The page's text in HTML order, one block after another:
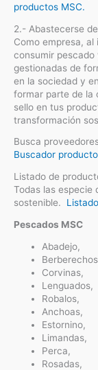
productos MSC.
2.- Abastecerse
Como empresa,
consumir pescado
gestionadas de
en la sociedad y
formar parte de la
sello en tus
transformación
Busca
Buscador
Listado de
Todas las especie
sostenible.
Pescados MSC
Abadejo,
Corvinas,
Lenguados,
Robalos,
Anchoas,
Estornino,
Limandas,
Perca,
Rosadas,